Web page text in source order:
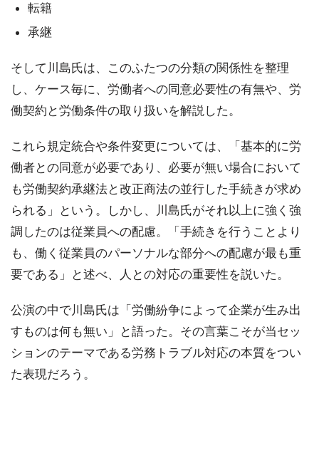
転籍
承継
そして川島氏は、このふたつの分類の関係性を整理
し、ケース毎に、労働者への同意必要性の有無や、労
働契約と労働条件の取り扱いを解説した。
これら規定統合や条件変更については、「基本的に労
働者との同意が必要であり、必要が無い場合において
も労働契約承継法と改正商法の並行した手続きが求め
られる」という。しかし、川島氏がそれ以上に強く強
調したのは従業員への配慮。「手続きを行うことより
も、働く従業員のパーソナルな部分への配慮が最も重
要である」と述べ、人との対応の重要性を説いた。
公演の中で川島氏は「労働紛争によって企業が生み出
すものは何も無い」と語った。その言葉こそが当セッ
ションのテーマである労務トラブル対応の本質をつい
た表現だろう。